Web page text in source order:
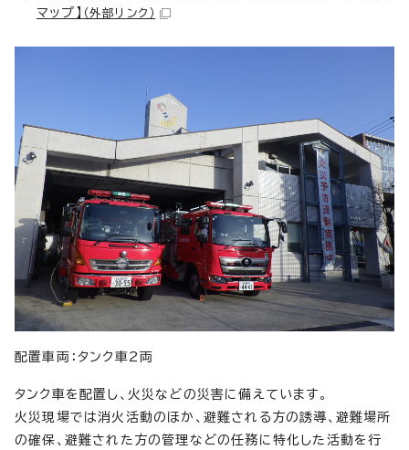
マップ】 （外部リンク）
配置車両：タンク車2両
タンク車を配置し、火災などの災害に備えています。
火災現場では消火活動のほか、避難される方の誘導、避難場所
の確保、避難された方の管理などの任務に特化した活動を行